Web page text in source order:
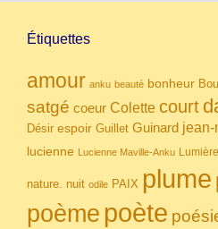
Étiquettes
amour anku beauté bonheur
satgé coeur Colette court
Désir espoir Guillet Guinard jean-
lucienne Lucienne Maville-Anku Lumière
nature. nuit odile PAIX plume
poème poète